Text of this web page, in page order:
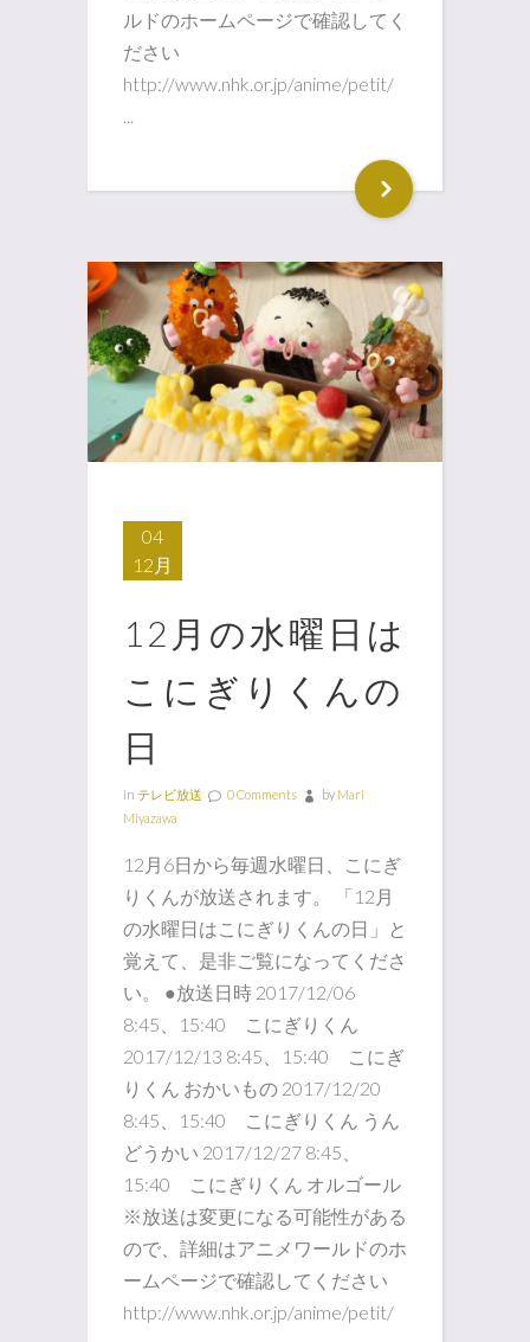
ルドのホームページで確認してく
ださい
http://www.nhk.or.jp/anime/petit/
...
04
12月
12月の水曜日は
こにぎりくんの
日
in テレビ放送 0 Comments by Mari
Miyazawa
12月6日から毎週水曜日、こにぎ
りくんが放送されます。 「12月
の水曜日はこにぎりくんの日」と
覚えて、是非ご覧になってくださ
い。 ●放送日時 2017/12/06
8:45、15:40 こにぎりくん
2017/12/13 8:45、15:40 こにぎ
りくん おかいもの 2017/12/20
8:45、15:40 こにぎりくん うん
どうかい 2017/12/27 8:45、
15:40 こにぎりくん オルゴール
※放送は変更になる可能性がある
ので、詳細はアニメワールドのホ
ームページで確認してください
http://www.nhk.or.jp/anime/petit/